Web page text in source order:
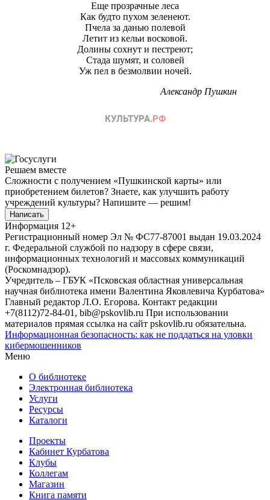
Еще прозрачные леса
Как будто пухом зеленеют.
Пчела за данью полевой
Летит из кельи восковой.
Долины сохнут и пестреют;
Стада шумят, и соловей
Уж пел в безмолвии ночей.
Александр Пушкин
Решаем вместе
Сложности с получением «Пушкинской карты» или
приобретением билетов? Знаете, как улучшить работу
учреждений культуры? Напишите — решим!
Написать
Информация 12+
Регистрационный номер Эл № ФС77-87001 выдан 19.03.2024
г. Федеральной службой по надзору в сфере связи,
информационных технологий и массовых коммуникаций
(Роскомнадзор).
Учредитель – ГБУК «Псковская областная универсальная
научная библиотека имени Валентина Яковлевича Курбатова»
Главный редактор Л.О. Егорова. Контакт редакции
+7(8112)72-84-01, bib@pskovlib.ru При использовании
материалов прямая ссылка на сайт pskovlib.ru обязательна.
Информационная безопасность: как не поддаться на уловки
кибермошенников
Меню
О библиотеке
Электронная библиотека
Услуги
Ресурсы
Каталоги
Проекты
Кабинет Курбатова
Клубы
Коллегам
Магазин
Книга памяти